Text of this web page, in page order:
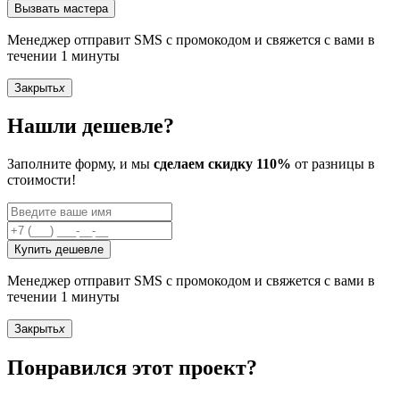
Вызвать мастера
Менеджер отправит SMS с промокодом и свяжется с вами в
течении 1 минуты
Закрытьx
Нашли дешевле?
Заполните форму, и мы сделаем скидку 110% от разницы в
стоимости!
Купить дешевле
Менеджер отправит SMS с промокодом и свяжется с вами в
течении 1 минуты
Закрытьx
Понравился этот проект?